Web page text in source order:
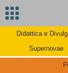
Didattica e
Supernovae